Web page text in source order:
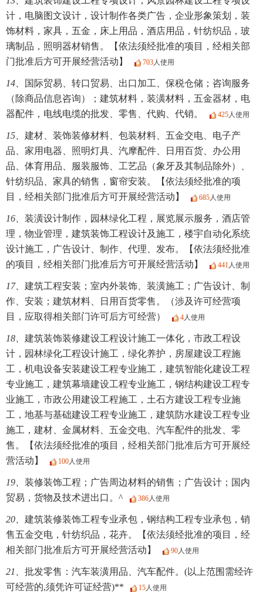
计，电脑图文设计，设计制作各类广告，企业形象策划，装
饰材料，家具，五金，床上用品，酒店用品，针纺织品，玻
璃制品，照明器材销售。【依法须经批准的项目，经相关部
门批准后方可开展经营活动】
703人使用
14、
国际贸易、转口贸易、出口加工、保税仓储；咨询服务
（除商品信息咨询）；建筑材料，装潢材料，五金器材，电
器配件，电线电缆的批发、零售、代购、代销。
425人使用
15、 建材、装饰装修材料、包装材料、五金交电、电子产
品、家用电器、照明灯具、汽摩配件、日用百货、办公用
品、体育用品、服装服饰、工艺品（象牙及其制品除外）、
针纺织品、家具的销售，窗帘安装。【依法须经批准的项
目，经相关部门批准后方可开展经营活动】
685人使用
16、 装潢设计制作，园林绿化工程，展览展示服务，酒店管
理，物业管理，建筑装饰工程设计及施工，楼宇自动化系统
设计施工，广告设计、制作、代理、发布。【依法须经批准
的项目，经相关部门批准后方可开展经营活动】
441人使用
17、 建筑工程安装；室内外装饰、装潢施工；广告设计、制
作、安装；建筑材料、日用百货零售。（涉及许可经营项
目，应取得相关部门许可后方可经营）
4人使用
18、 建筑装饰装修建设工程设计施工一体化，市政工程设
计，园林绿化工程设计施工，绿化养护，房屋建设工程施
工，机电设备安装建设工程专业施工，建筑智能化建设工程
专业施工，建筑幕墙建设工程专业施工，钢结构建设工程专
业施工，市政公用建设工程施工，土石方建设工程专业施
工，地基与基础建设工程专业施工，建筑防水建设工程专业
施工，建材、金属材料、五金交电、汽车配件的批发、零
售。【依法须经批准的项目，经相关部门批准后方可开展经
营活动】
100人使用
19、 装修装饰工程；广告周边材料的销售；广告设计；国内
贸易，货物及技术进出口。^
386人使用
20、 建筑装修装饰工程专业承包，钢结构工程专业承包，销
售五金交电，针纺织品，花卉。【依法须经批准的项目，经
相关部门批准后方可开展经营活动】
90人使用
21、 批发零售：汽车装潢用品、汽车配件。(以上范围需经许
可经营的,须凭许可证经营)**
15人使用